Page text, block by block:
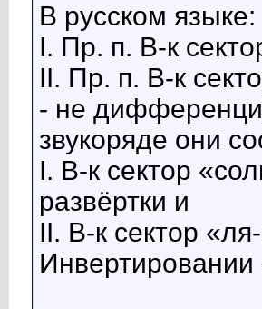
В русском языке:
I. Пр. п. В-к
II. Пр. п. В-к
- не
звукоряде они
I. В-к сектор
развёртки и
II. В-к сектор